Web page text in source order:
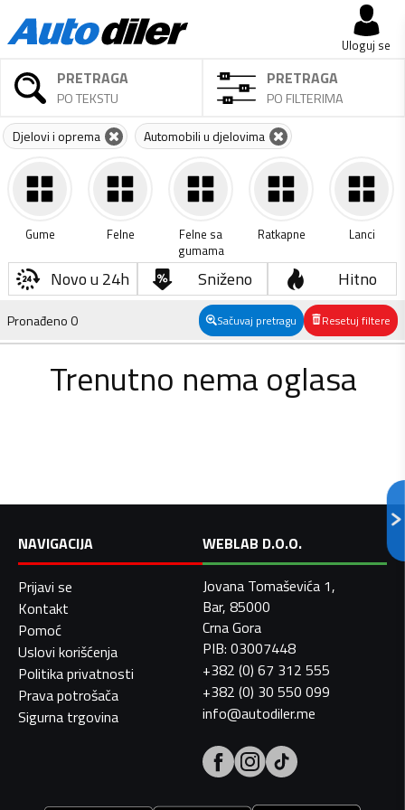
Uloguj se
PRETRAGA
PO TEKSTU
PRETRAGA
PO FILTERIMA
Djelovi i oprema Automobili u djelovima
Gume Felne
Felne sa
gumama
Ratkapne Lanci
Novo u 24h Sniženo Hitno
Pronađeno0 Sačuvaj pretragu Resetuj filtere
Trenutno nema oglasa
NAVIGACIJA
Prijavi se
Kontakt
Pomoć
Uslovi korišćenja
Politika privatnosti
Prava potrošača
Sigurna trgovina
WEBLAB D.O.O.
Jovana Tomaševića 1,
Bar, 85000
Crna Gora
PIB: 03007448
+382 (0) 67 312 555
+382 (0) 30 550 099
info@autodiler.me